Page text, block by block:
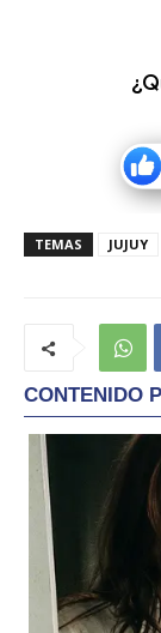
TEMAS JUJUY